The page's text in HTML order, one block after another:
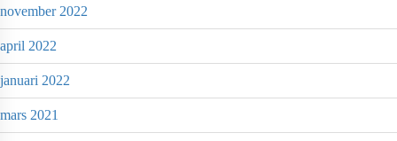
november 2022
april 2022
januari 2022
mars 2021